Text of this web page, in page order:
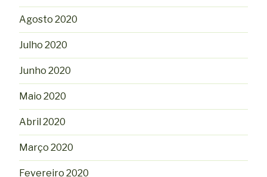
Agosto 2020
Julho 2020
Junho 2020
Maio 2020
Abril 2020
Março 2020
Fevereiro 2020